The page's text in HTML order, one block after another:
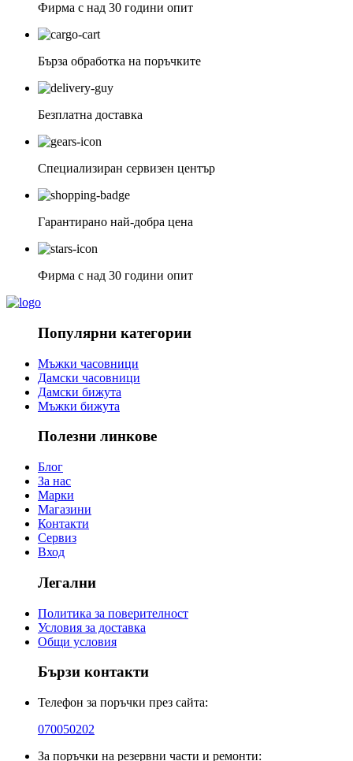
Фирма с над 30 години опит
Бърза обработка на поръчките
Безплатна доставка
Специализиран сервизен център
Гарантирано най-добра цена
Фирма с над 30 години опит
Популярни категории
Мъжки часовници
Дамски часовници
Дамски бижута
Мъжки бижута
Полезни линкове
Блог
За нас
Марки
Магазини
Контакти
Сервиз
Вход
Легални
Политика за поверителност
Условия за доставка
Общи условия
Бързи контакти
Телефон за поръчки през сайта:
070050202
За поръчки на резервни части и ремонти: